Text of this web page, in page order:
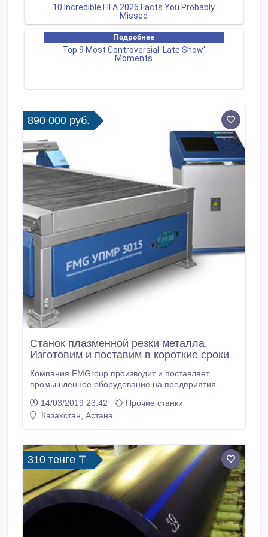
890 000 руб.
Станок плазменной резки металла.
Изготовим и поставим в короткие сроки
Компания FMGroup производит и поставляет
промышленное оборудование на предприятия
плазменной резки FMGroup – это надежный
аппарат, готовый к работе по поставленным
соответствии Евразийского экономического союза.
14/03/2019 23:42
Прочие станки
Казахстан, Астана
310 тенге 〒